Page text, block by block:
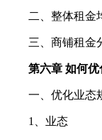
二、整体租
三、商铺租金
第六章 如何
一、优化业态
1、业态